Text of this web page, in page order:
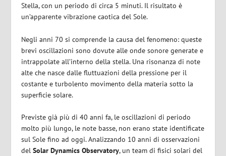
Stella, con un periodo di circa 5 minuti. Il risultato è
un’apparente vibrazione caotica del Sole.
Negli anni 70 si comprende la causa del fenomeno: queste
brevi oscillazioni sono dovute alle onde sonore generate e
intrappolate all’interno della stella. Una risonanza di note
alte che nasce dalle fluttuazioni della pressione per il
costante e turbolento movimento della materia sotto la
superficie solare.
Previste già più di 40 anni fa, le oscillazioni di periodo
molto più lungo, le note basse, non erano state identificate
sul Sole fino ad oggi. Analizzando 10 anni di osservazioni
delSolar Dynamics Observatory, un team di fisici solari del